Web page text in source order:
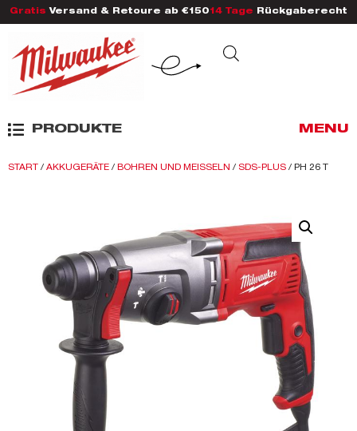
Gratis Versand & Retoure ab €150 14 Tage Rückgaberecht
PRODUKTE MENU
START / AKKUGERÄTE / BOHREN UND MEISSELN / SDS-PLUS / PH 26 T